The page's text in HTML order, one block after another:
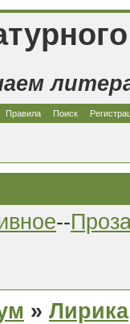
Правила Поиск
--
» Лирика